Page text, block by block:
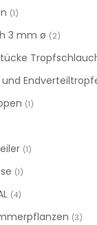
1items
3 mm ø 2items
1items
1items
1items
4items
3items